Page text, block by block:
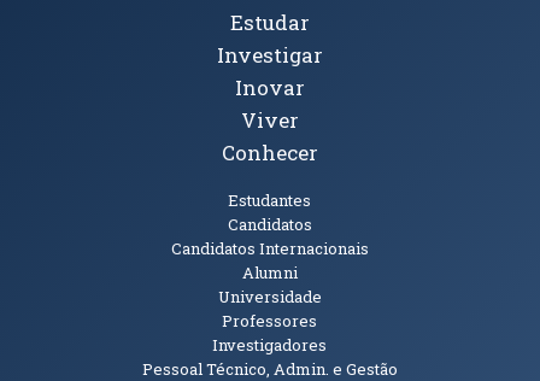
Tópicos Principais
Estudar
Investigar
Inovar
Viver
Conhecer
Estudantes
Candidatos
Candidatos Internacionais
Alumni
Universidade
Professores
Investigadores
Pessoal Técnico, Admin. e Gestão